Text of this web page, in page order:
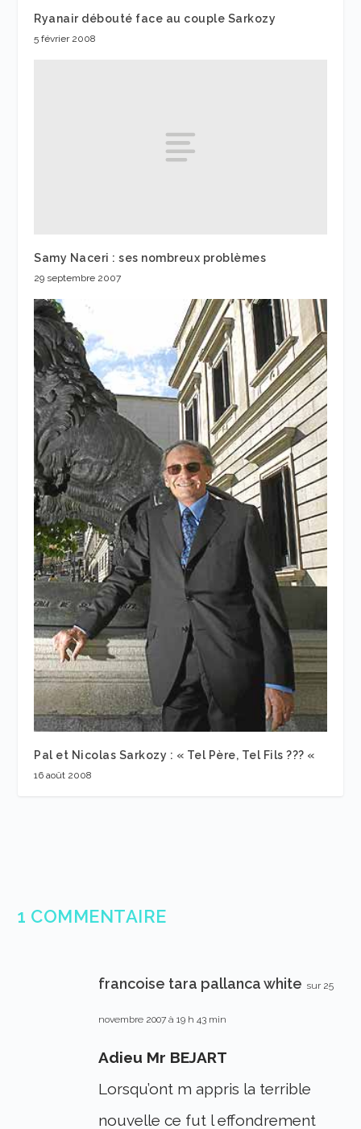
Ryanair débouté face au couple Sarkozy
5 février 2008
Samy Naceri : ses nombreux problèmes
29 septembre 2007
Pal et Nicolas Sarkozy : « Tel Père, Tel Fils ??? «
16 août 2008
1 COMMENTAIRE
francoise tara pallanca white sur 25
novembre 2007 à 19 h 43 min
Adieu Mr BEJART
Lorsqu’ont m appris la terrible
nouvelle ce fut l effondrement